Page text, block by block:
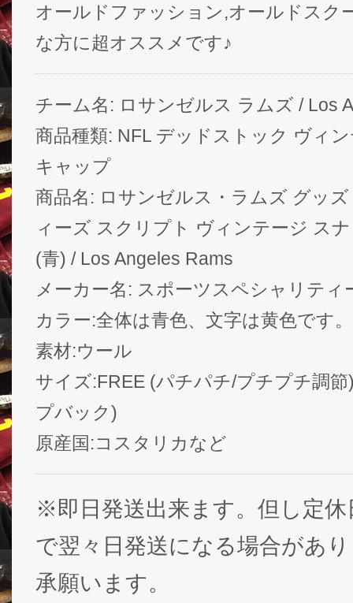
オールドファッション,オールドスク
な方に超オススメです♪
チーム名: ロサンゼルス ラムズ / Los
商品種類: NFL デッドストック ヴィ
キャップ
商品名: ロサンゼルス・ラムズ グッ
ィーズ スクリプト ヴィンテージ ス
(青) / Los Angeles Rams
メーカー名: スポーツスペシャリティ
カラー:全体は青色、文字は黄色です。
素材:ウール
サイズ:FREE (パチパチ/プチプチ調
プバック)
原産国:コスタリカなど
※即日発送出来ます。但し定休
で翌々日発送になる場合があ
承願います。